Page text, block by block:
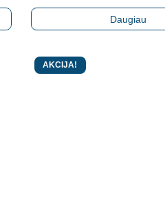
price
price
is:
Daugiau
AKCIJA!